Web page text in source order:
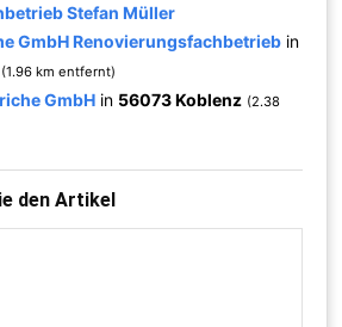
Stefan Müller
GmbH Renovierungsfachbetrieb in
(1.96 km entfernt)
GmbH in 56073 Koblenz (2.38
den Artikel